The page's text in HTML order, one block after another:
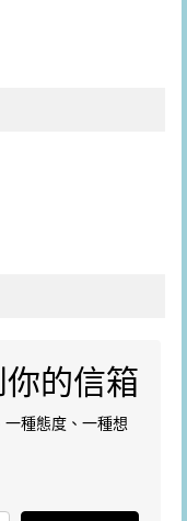
的信箱
種態度、一種想